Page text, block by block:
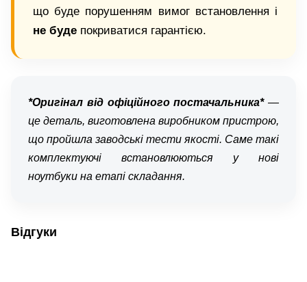
що буде порушенням вимог встановлення і
не буде покриватися гарантією.
*Оригінал від офіційного постачальника*—
це деталь, виготовлена виробником пристрою,
що пройшла заводські тести якості. Саме такі
комплектуючі встановлюються у нові
ноутбуки на етапі складання.
Відгуки